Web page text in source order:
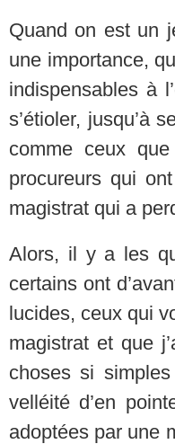
Quand on est un
une importance,
indispensables à
s’étioler, jusqu’à
comme ceux
procureurs qui
magistrat qui a
Alors, il y a les
certains ont
lucides, ceux qui
magistrat et que
choses si
velléité d’en
adoptées par une